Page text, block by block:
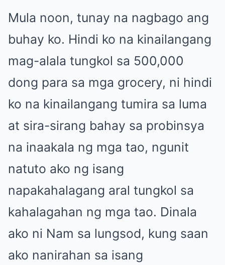
Mula noon, tunay na nagbago ang
buhay ko. Hindi ko na kinailangang
mag-alala tungkol sa 500,000
dong para sa mga grocery, ni hindi
ko na kinailangang tumira sa luma
at sira-sirang bahay sa probinsya
na inaakala ng mga tao, ngunit
natuto ako ng isang
napakahalagang aral tungkol sa
kahalagahan ng mga tao. Dinala
ako ni Nam sa lungsod, kung saan
ako nanirahan sa isang